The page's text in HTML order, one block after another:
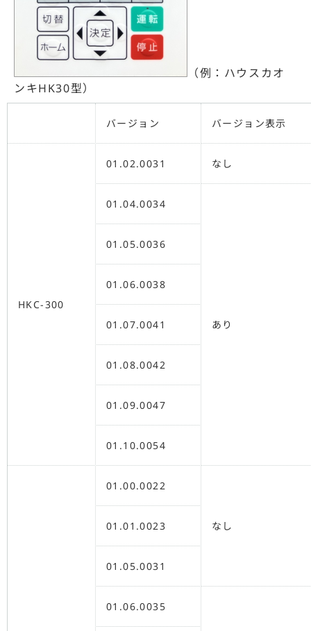
（例：ハウスカオ
ンキHK30型）
バージョン バージョン表示
HKC-300
01.02.0031 なし
01.04.0034
あり
01.05.0036
01.06.0038
01.07.0041
01.08.0042
01.09.0047
01.10.0054
01.00.0022
なし
01.01.0023
01.05.0031
01.06.0035